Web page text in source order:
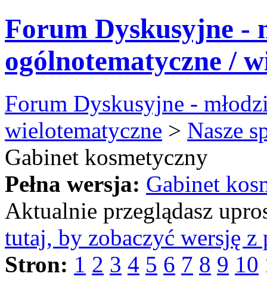
Forum Dyskusyjne -
ogólnotematyczne /
Forum Dyskusyjne -
wielotematyczne > Nasze
Gabinet kosmetyczny
Pełna wersja: Gabinet
Aktualnie przeglądasz
tutaj, by zobaczyć wersję z
Stron: 1 2 3 4 5 6 7 8 9 10